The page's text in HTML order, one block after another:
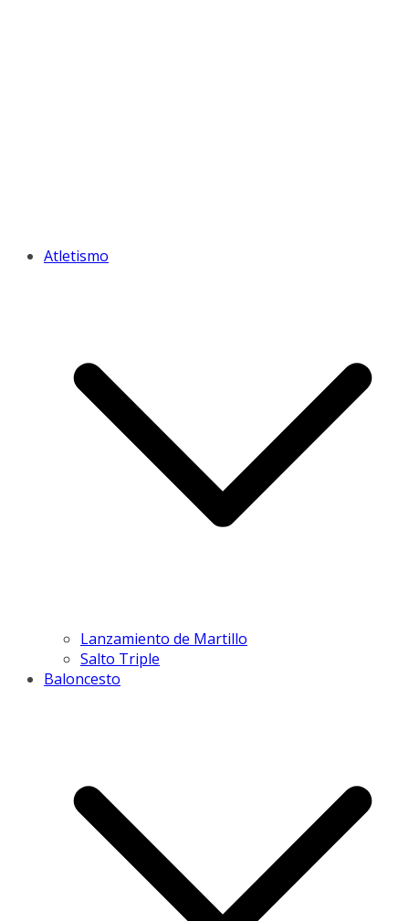
Atletismo
Lanzamiento de Martillo
Salto Triple
Baloncesto